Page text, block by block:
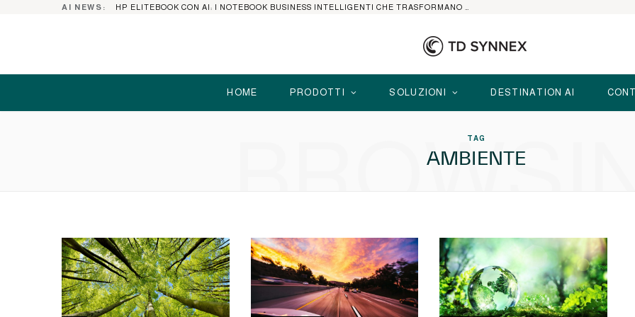
AI NEWS:
HOME PRODOTTI SOLUZIONI DESTINATION AI
TAG
AMBIENTE